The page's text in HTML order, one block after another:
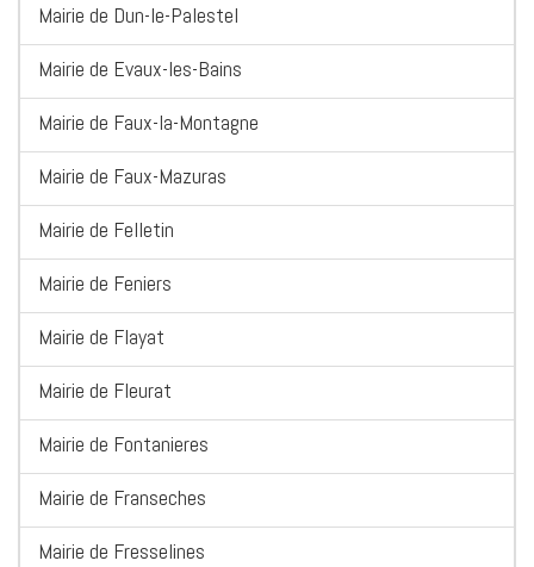
Mairie de Dun-le-Palestel
Mairie de Evaux-les-Bains
Mairie de Faux-la-Montagne
Mairie de Faux-Mazuras
Mairie de Felletin
Mairie de Feniers
Mairie de Flayat
Mairie de Fleurat
Mairie de Fontanieres
Mairie de Franseches
Mairie de Fresselines